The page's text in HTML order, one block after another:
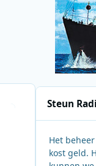
Steun
Het
kost geld.